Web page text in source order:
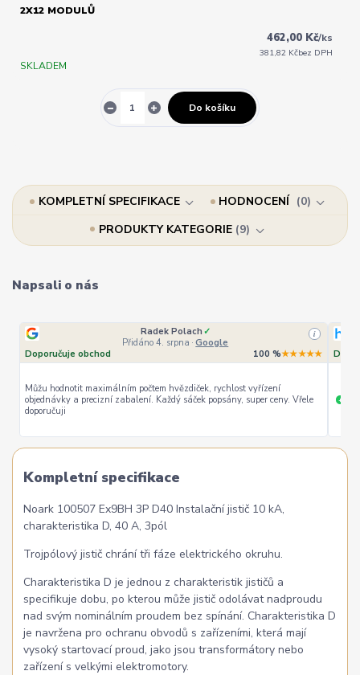
2X12 MODULŮ
462,00 Kč/ks
381,82 Kčbez DPH
SKLADEM
Do košíku
KOMPLETNÍ SPECIFIKACE HODNOCENÍ
0
PRODUKTY KATEGORIE 9
Napsali o nás
Radek Polach ✓
Přidáno 4. srpna · Google
i
Doporučuje obchod 100 %★★★★★
Můžu hodnotit maximálním počtem hvězdiček, rychlost vyřízení
objednávky a precizní zabalení. Každý sáček popsány, super ceny. Vřele
doporučuji
+
Kompletní specifikace
Noark 100507 Ex9BH 3P D40 Instalační jistič 10 kA,
charakteristika D, 40 A, 3pól
Trojpólový jistič chrání tři fáze elektrického okruhu.
Charakteristika D je jednou z charakteristik jističů a
specifikuje dobu, po kterou může jistič odolávat nadproudu
nad svým nominálním proudem bez spínání. Charakteristika D
je navržena pro ochranu obvodů s zařízeními, která mají
vysoký startovací proud, jako jsou transformátory nebo
zařízení s velkými elektromotory.